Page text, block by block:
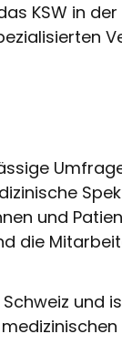
KSW in
und
die
und